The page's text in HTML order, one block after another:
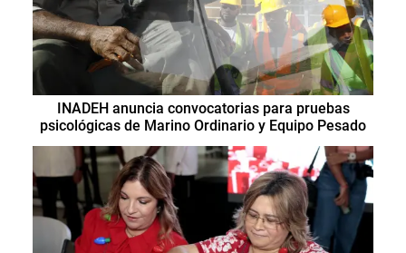
INADEH anuncia convocatorias para pruebas
psicológicas de Marino Ordinario y Equipo Pesado